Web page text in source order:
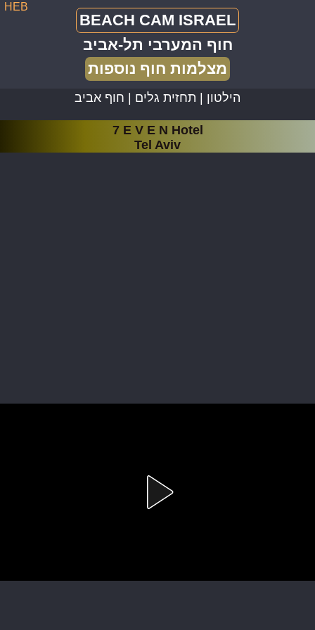
BEACH CAM ISRAEL
חוף המערבי תל-אביב
מצלמות חוף נוספות
HEB
הילטון | תחזית גלים | חוף אביב
7 E V E N Hotel
Tel Aviv